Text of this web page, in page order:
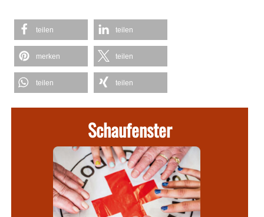
teilen teilen
merken teilen
teilen teilen
Schaufenster